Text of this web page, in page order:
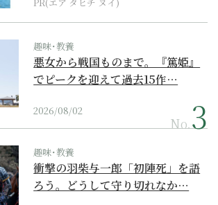
趣味･教養
悪女から戦国ものまで。『篤姫』
でピークを迎えて過去15作…
2026/08/02
No.
趣味･教養
衝撃の羽柴与一郎「初陣死」を語
ろう。どうして守り切れなか…